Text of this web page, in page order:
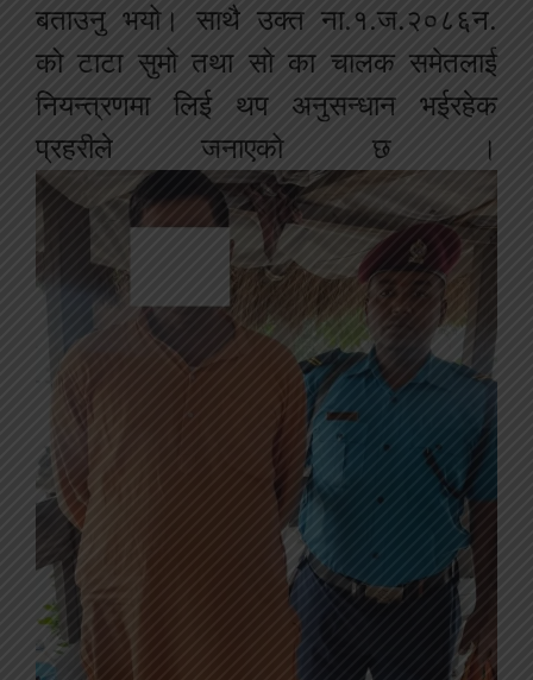
बताउनु भयो। साथै उक्त ना.१.ज.२०८६न.
को टाटा सुमो तथा सो का चालक समेतलाई
नियन्त्रणमा
लिई थप अनुसन्धान
भईरहेक
प्रहरीले
जनाएको छ ।